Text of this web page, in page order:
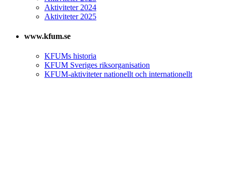
Aktiviteter 2024
Aktiviteter 2025
www.kfum.se
KFUMs historia
KFUM Sveriges riksorganisation
KFUM-aktiviteter nationellt och internationellt